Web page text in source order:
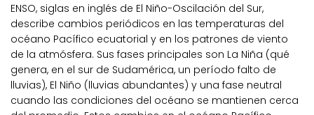
ENSO, siglas en inglés de El Niño-Oscilación del Sur,
describe cambios periódicos en las temperaturas del
océano Pacífico ecuatorial y en los patrones de viento
de la atmósfera. Sus fases principales son La Niña (qué
genera, en el sur de Sudamérica, un período falto de
lluvias), El Niño (lluvias abundantes) y una fase neutral
cuando las condiciones del océano se mantienen cerca